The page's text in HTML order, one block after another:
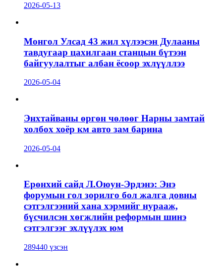
2026-05-13
Монгол Улсад 43 жил хүлээсэн Дулааны
тавдугаар цахилгаан станцын бүтээн
байгуулалтыг албан ёсоор эхлүүллээ
2026-05-04
Энхтайваны өргөн чөлөөг Нарны замтай
холбох хоёр км авто зам барина
2026-05-04
Ерөнхий сайд Л.Оюун-Эрдэнэ: Энэ
форумын гол зорилго бол жалга довны
сэтгэлгээний хана хэрмийг нурааж,
бүсчилсэн хөгжлийн реформын шинэ
сэтгэлгээг эхлүүлэх юм
289440 үзсэн